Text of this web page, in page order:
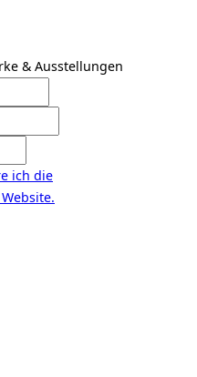
& Ausstellungen
ich die